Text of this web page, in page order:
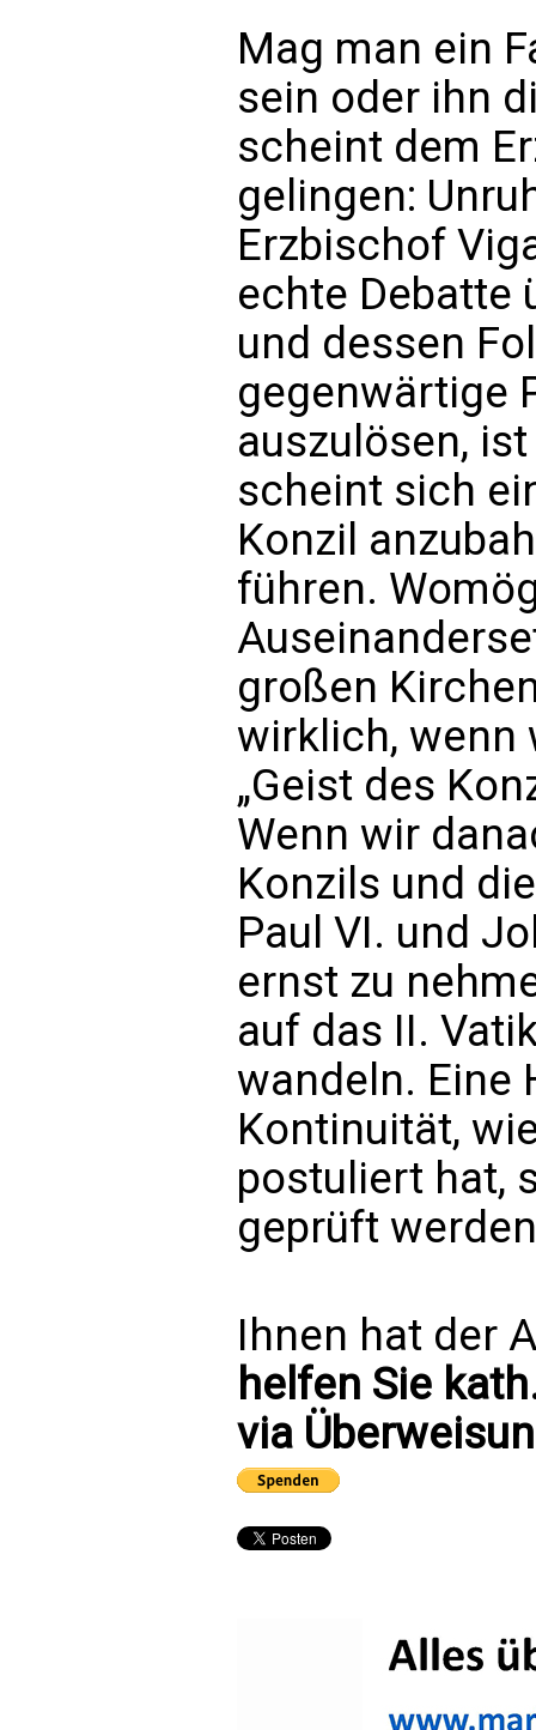
Mag man ein
sein oder ihn
scheint dem
gelingen:
Erzbischof
echte Debatte
und dessen
gegenwärtige
auszulösen,
scheint sich
Konzil
führen.
großen
wirklich, wenn
„Geist des
Wenn wir
Konzils und
Paul VI. und
ernst zu
auf das II.
wandeln. Eine
Kontinuität,
postuliert hat,
geprüft
Ihnen hat der
helfen Sie
via